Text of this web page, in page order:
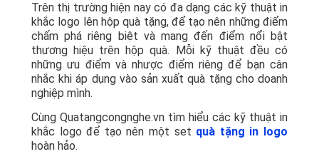
Trên thị trường hiện nay có đa dạng các kỹ thuật in
khắc logo lên hộp quà tặng, để tạo nên những điểm
chấm phá riêng biệt và mang đến điểm nổi bật
thương hiệu trên hộp quà. Mỗi kỹ thuật đều có
những ưu điểm và nhược điểm riêng để bạn cân
nhắc khi áp dụng vào sản xuất quà tặng cho doanh
nghiệp mình.
Cùng Quatangcongnghe.vn tìm hiểu các kỹ thuật in
khắc logo để tạo nên một set quà tặng in logo
hoàn hảo.